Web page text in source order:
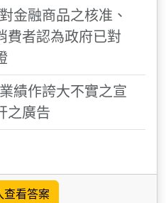
金融商品之核准、
費者認為政府已對
績作誇大不實之宣
之廣告
查看答案